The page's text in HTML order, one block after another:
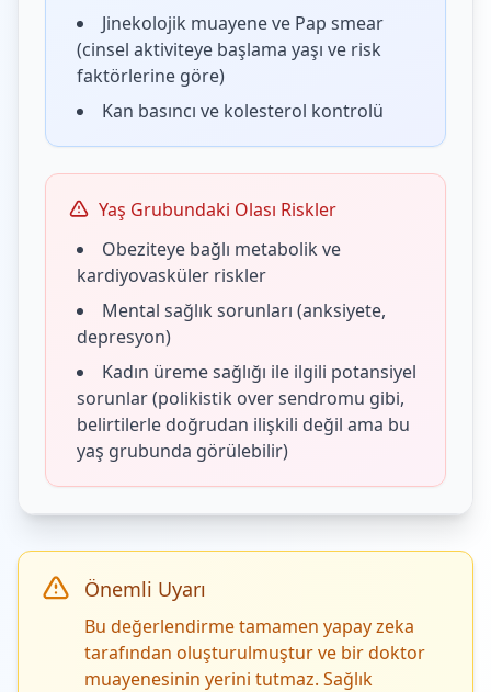
Jinekolojik muayene ve Pap smear
(cinsel aktiviteye başlama yaşı ve risk
faktörlerine göre)
Kan basıncı ve kolesterol kontrolü
Yaş Grubundaki Olası Riskler
Obeziteye bağlı metabolik ve
kardiyovasküler riskler
Mental sağlık sorunları (anksiyete,
depresyon)
Kadın üreme sağlığı ile ilgili potansiyel
sorunlar (polikistik over sendromu gibi,
belirtilerle doğrudan ilişkili değil ama bu
yaş grubunda görülebilir)
Önemli Uyarı
Bu değerlendirme tamamen yapay zeka
tarafından oluşturulmuştur ve bir doktor
muayenesinin yerini tutmaz. Sağlık